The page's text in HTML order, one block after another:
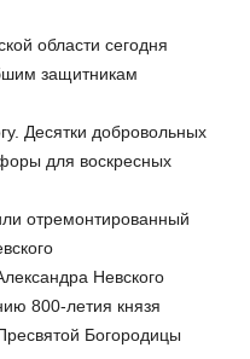
области сегодня
защитникам
Десятки добровольных
для воскресных
отремонтированный
Невского
800-летия князя
Богородицы